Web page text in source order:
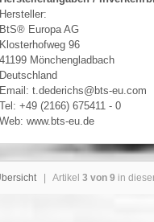
Hersteller:
BtS® Europa AG
Klosterhofweg 96
41199 Mönchengladbach
Deutschland
Email: t.dederichs@bts-eu.com
Tel: +49 (2166) 675411 - 0
Web: www.bts-eu.de
| Artikel 3 von 9 in